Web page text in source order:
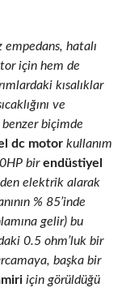
empedans, hatalı
için hem de
kısalıklar
ve
biçimde
dc motor kullanım
birendüstiyel
elektrik alarak
% 85’inde
gelir) bu
0.5 ohm’luk bir
başka bir
için görüldüğü